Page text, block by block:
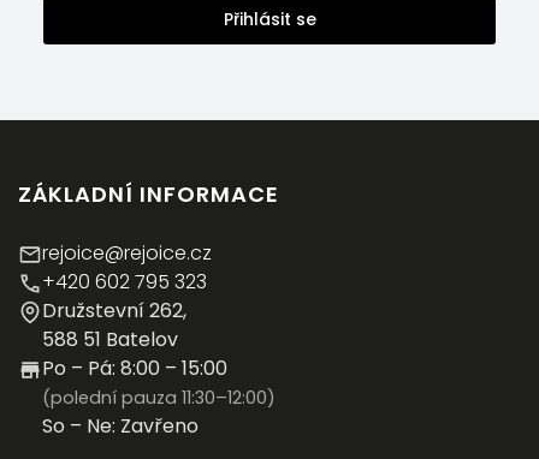
Přihlásit se
ZÁKLADNÍ INFORMACE
rejoice@rejoice.cz
+420 602 795 323
Družstevní 262,
588 51 Batelov
Po – Pá: 8:00 – 15:00
(polední pauza 11:30–12:00)
So – Ne: Zavřeno